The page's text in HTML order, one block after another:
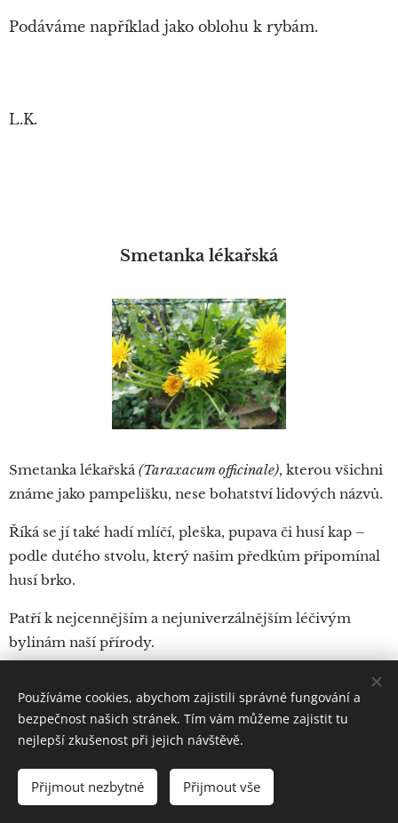
Podáváme například jako oblohu k rybám.
L.K.
Smetanka lékařská
Smetanka lékařská(Taraxacum officinale), kterou všichni
známe jako pampelišku, nese bohatství lidových názvů.
Říká se jí také hadí mlíčí, pleška, pupava či husí kap –
podle dutého stvolu, který našim předkům připomínal
husí brko.
Patří k nejcennějším a nejuniverzálnějším léčivým
bylinám naší přírody.
pleška, pak nám podává vysvětleníHerbář aneb bylinář
Petra Ondřeje Mathioliho: když po odkvětu "chmýří
větrem jest odváto, zbývá samotná holá, okrouhlá, bílá
hlavička podoby bílé mnišské pleši, odkud se také
latinsky nazývá Caput Monachi , německy
Používáme cookies, abychom zajistili správné fungování a
bezpečnost našich stránek. Tím vám můžeme zajistit tu
nejlepší zkušenost při jejich návštěvě.
Přijmout nezbytné Přijmout vše